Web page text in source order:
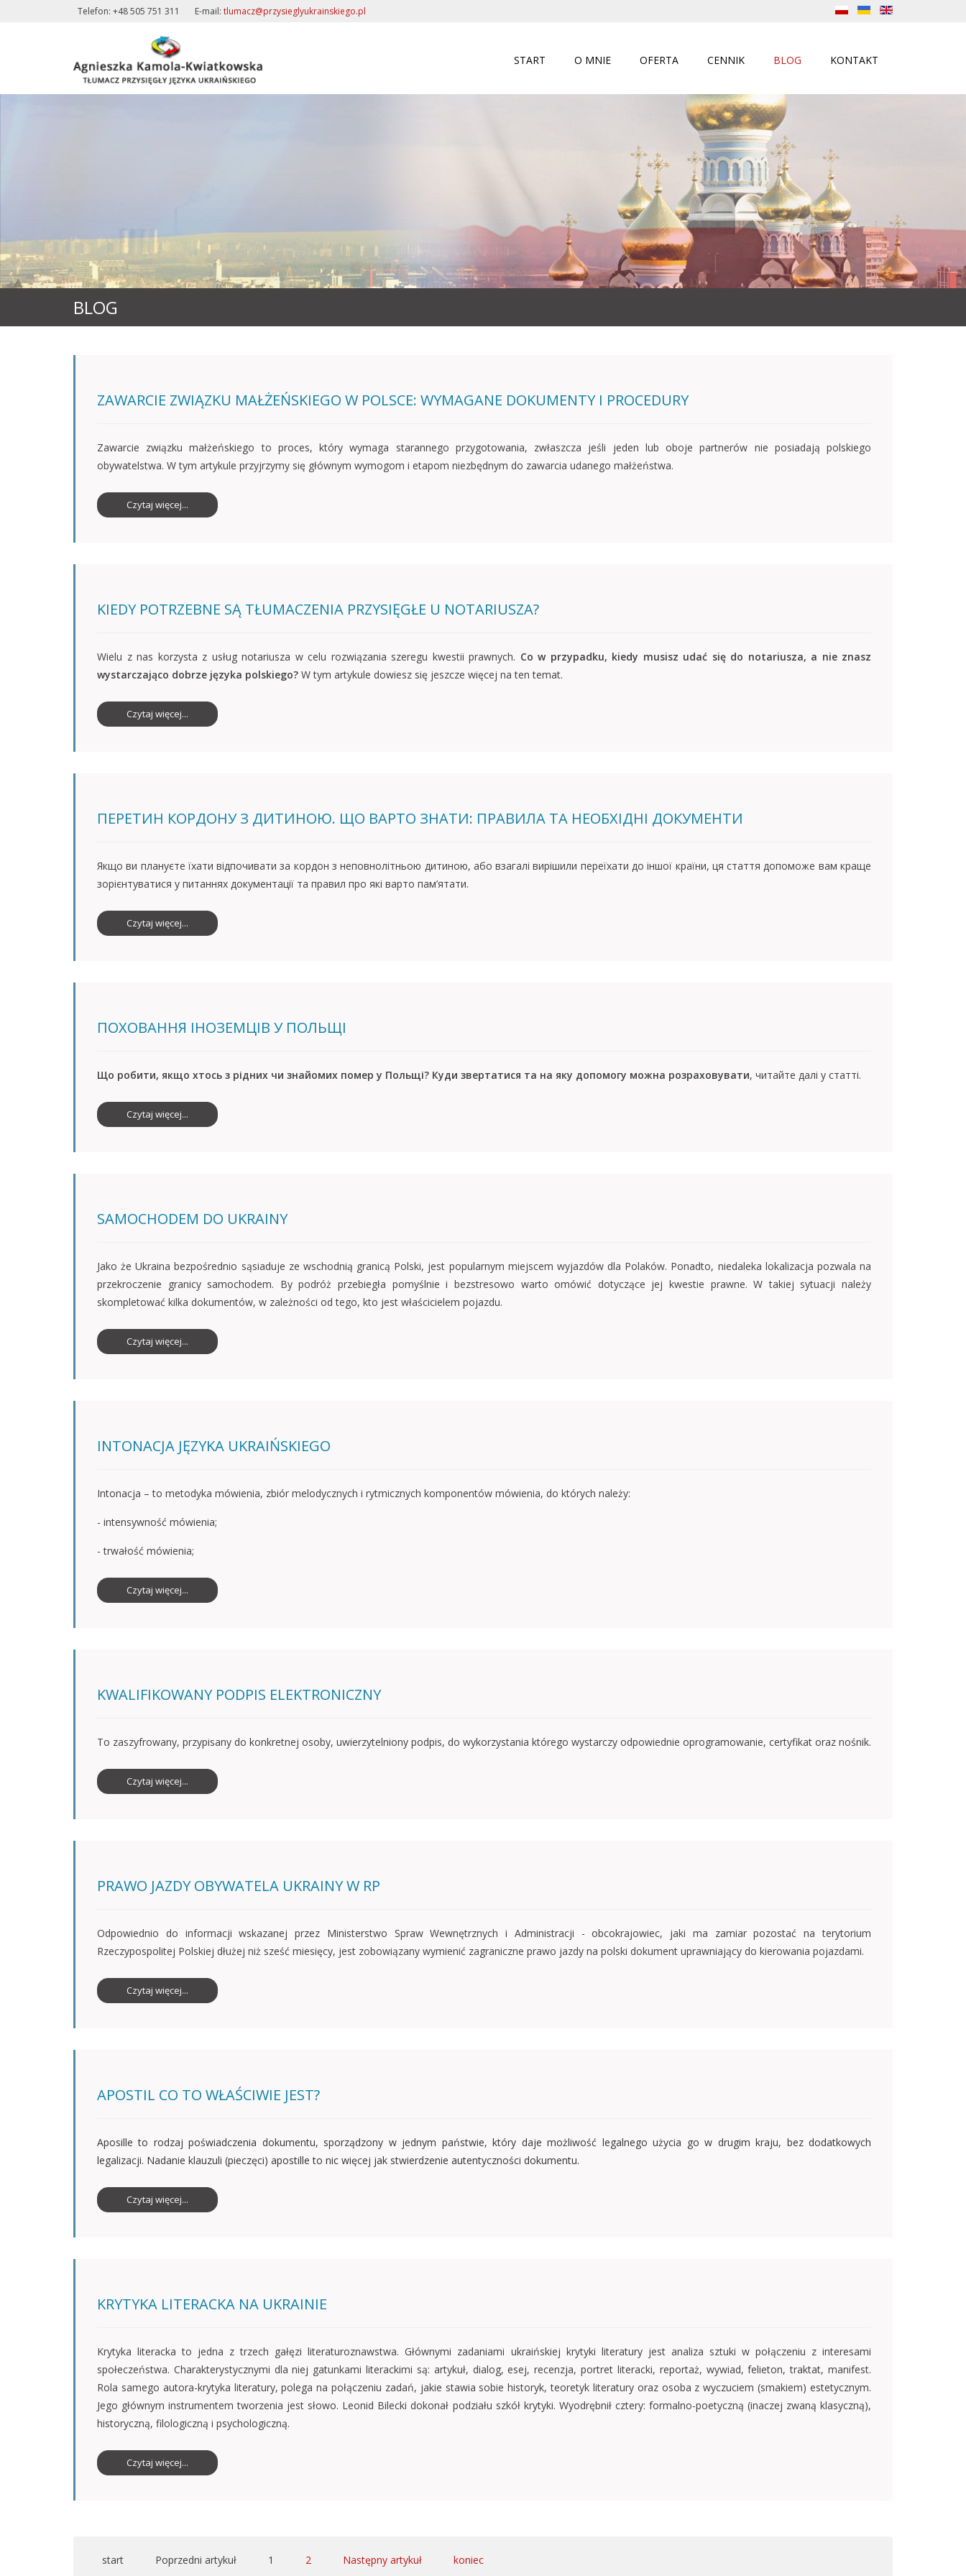
Telefon: +48 505 751 311 E-mail: tlumacz@przysieglyukrainskiego.pl
START O MNIE OFERTA CENNIK BLOG KONTAKT
BLOG
ZAWARCIE ZWIĄZKU MAŁŻEŃSKIEGO W POLSCE: WYMAGANE DOKUMENTY I PROCEDURY
Zawarcie związku małżeńskiego to proces, który wymaga starannego przygotowania, zwłaszcza jeśli jeden lub oboje partnerów nie posiadają polskiego
obywatelstwa. W tym artykule przyjrzymy się głównym wymogom i etapom niezbędnym do zawarcia udanego małżeństwa.
Czytaj więcej...
KIEDY POTRZEBNE SĄ TŁUMACZENIA PRZYSIĘGŁE U NOTARIUSZA?
Wielu z nas korzysta z usług notariusza w celu rozwiązania szeregu kwestii prawnych. Co w przypadku, kiedy musisz udać się do notariusza, a nie znasz
wystarczająco dobrze języka polskiego? W tym artykule dowiesz się jeszcze więcej na ten temat.
Czytaj więcej...
ПЕРЕТИН КОРДОНУ З ДИТИНОЮ. ЩО ВАРТО ЗНАТИ: ПРАВИЛА ТА НЕОБХІДНІ ДОКУМЕНТИ
Якщо ви плануєте їхати відпочивати за кордон з неповнолітньою дитиною, або взагалі вирішили переїхати до іншої країни, ця стаття допоможе вам краще
зорієнтуватися у питаннях документації та правил про які варто пам’ятати.
Czytaj więcej...
ПОХОВАННЯ ІНОЗЕМЦІВ У ПОЛЬЩІ
Що робити, якщо хтось з рідних чи знайомих помер у Польщі? Куди звертатися та на яку допомогу можна розраховувати, читайте далі у статті.
Czytaj więcej...
SAMOCHODEM DO UKRAINY
Jako że Ukraina bezpośrednio sąsiaduje ze wschodnią granicą Polski, jest popularnym miejscem wyjazdów dla Polaków. Ponadto, niedaleka lokalizacja pozwala na
przekroczenie granicy samochodem. By podróż przebiegła pomyślnie i bezstresowo warto omówić dotyczące jej kwestie prawne. W takiej sytuacji należy
skompletować kilka dokumentów, w zależności od tego, kto jest właścicielem pojazdu.
Czytaj więcej...
INTONACJA JĘZYKA UKRAIŃSKIEGO
Intonacja – to metodyka mówienia, zbiór melodycznych i rytmicznych komponentów mówienia, do których należy:
- intensywność mówienia;
- trwałość mówienia;
Czytaj więcej...
KWALIFIKOWANY PODPIS ELEKTRONICZNY
To zaszyfrowany, przypisany do konkretnej osoby, uwierzytelniony podpis, do wykorzystania którego wystarczy odpowiednie oprogramowanie, certyfikat oraz nośnik.
Czytaj więcej...
PRAWO JAZDY OBYWATELA UKRAINY W RP
Odpowiednio do informacji wskazanej przez Ministerstwo Spraw Wewnętrznych i Administracji - obcokrajowiec, jaki ma zamiar pozostać na terytorium
Rzeczypospolitej Polskiej dłużej niż sześć miesięcy, jest zobowiązany wymienić zagraniczne prawo jazdy na polski dokument uprawniający do kierowania pojazdami.
Czytaj więcej...
APOSTIL CO TO WŁAŚCIWIE JEST?
Aposille to rodzaj poświadczenia dokumentu, sporządzony w jednym państwie, który daje możliwość legalnego użycia go w drugim kraju, bez dodatkowych
legalizacji. Nadanie klauzuli (pieczęci) apostille to nic więcej jak stwierdzenie autentyczności dokumentu.
Czytaj więcej...
KRYTYKA LITERACKA NA UKRAINIE
Krytyka literacka to jedna z trzech gałęzi literaturoznawstwa. Głównymi zadaniami ukraińskiej krytyki literatury jest analiza sztuki w połączeniu z interesami
społeczeństwa. Charakterystycznymi dla niej gatunkami literackimi są: artykuł, dialog, esej, recenzja, portret literacki, reportaż, wywiad, felieton, traktat, manifest.
Rola samego autora-krytyka literatury, polega na połączeniu zadań, jakie stawia sobie historyk, teoretyk literatury oraz osoba z wyczuciem (smakiem) estetycznym.
Jego głównym instrumentem tworzenia jest słowo. Leonid Bilecki dokonał podziału szkół krytyki. Wyodrębnił cztery: formalno-poetyczną (inaczej zwaną klasyczną),
historyczną, filologiczną i psychologiczną.
Czytaj więcej...
start Poprzedni artykuł 1 2 Następny artykuł koniec